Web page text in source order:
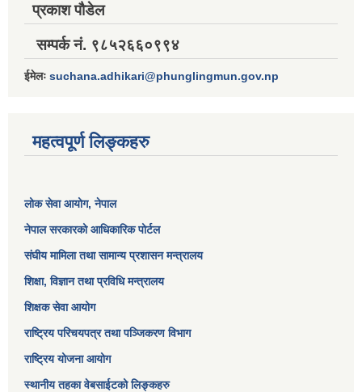
प्रकाश पौडेल
सम्पर्क नं. ९८५२६६०९९४
ईमेलः suchana.adhikari@phunglingmun.gov.np
महत्वपूर्ण लिङ्कहरु
लोक सेवा आयोग, नेपाल
नेपाल सरकारको आधिकारिक पोर्टल
संघीय मामिला तथा सामान्य प्रशासन मन्त्रालय
शिक्षा, विज्ञान तथा प्रविधि मन्त्रालय
शिक्षक सेवा आयोग
राष्ट्रिय परिचयपत्र तथा पञ्जिकरण विभाग
राष्ट्रिय योजना आयोग
स्थानीय तहका वेबसाईटको लिङ्कहरु